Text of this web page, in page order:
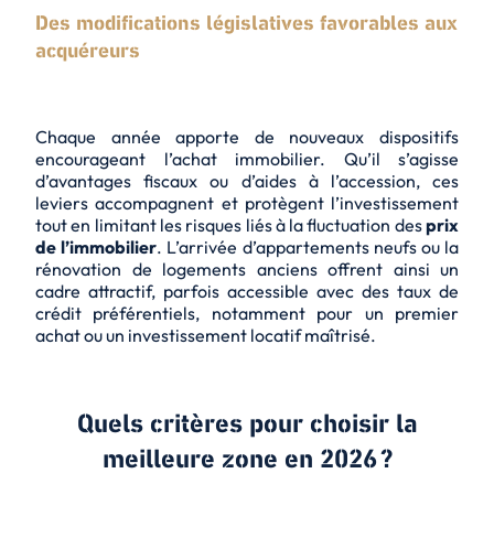
Des modifications législatives favorables aux
acquéreurs
Chaque année apporte de nouveaux dispositifs
encourageant l’achat immobilier. Qu’il s’agisse
d’avantages fiscaux ou d’aides à l’accession, ces
leviers accompagnent et protègent l’investissement
tout en limitant les risques liés à la fluctuation desprix
de l’immobilier. L’arrivée d’appartements neufs ou la
rénovation de logements anciens offrent ainsi un
cadre attractif, parfois accessible avec des taux de
crédit préférentiels, notamment pour un premier
achat ou un investissement locatif maîtrisé.
Quels critères pour choisir la
meilleure zone en 2026 ?